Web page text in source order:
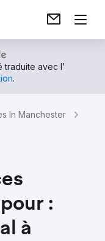
traduite avec l’
.
In Manchester
:
à